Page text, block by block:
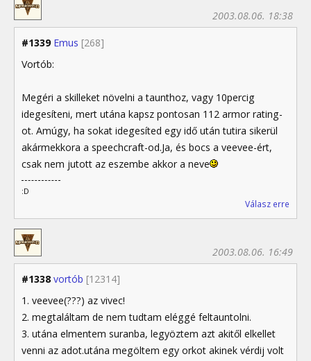
#1339 Emus [268]
2003.08.06. 18:38
Vortób:
Megéri a skilleket növelni a taunthoz, vagy 10percig
idegesíteni, mert utána kapsz pontosan 112 armor rating-
ot. Amúgy, ha sokat idegesíted egy idő után tutira sikerül
akármekkora a speechcraft-od.Ja, és bocs a veevee-ért,
csak nem jutott az eszembe akkor a neve
:D
Válasz erre
#1338 vortób [12314]
2003.08.06. 16:49
1. veevee(???) az vivec!
2. megtaláltam de nem tudtam eléggé feltauntolni.
3. utána elmentem suranba, legyöztem azt akitől elkellet
venni az adot.utána megöltem egy orkot akinek vérdij volt